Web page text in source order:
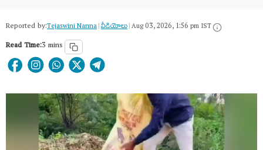
Reported by:Tejaswini Nanna|వీడియోలు|Aug 03, 2026, 1:56 pm IST
Read Time:3 mins